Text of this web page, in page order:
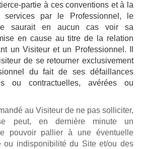
partie à ces conventions et à la
services par le Professionnel, le
saurait en aucun cas voir sa
en cause au titre de la relation
un Visiteur et un Professionnel. Il
de se retourner exclusivement
du fait de ses défaillances
ou contractuelles, avérées ou
au Visiteur de ne pas solliciter,
peut, en dernière minute un
pouvoir pallier à une éventuelle
ou indisponibilité du Site et/ou des